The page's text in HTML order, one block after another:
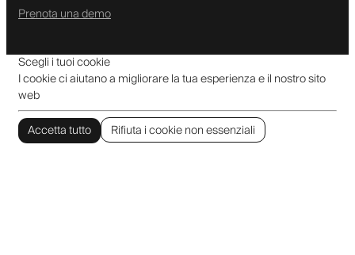
Prenota una demo
Scegli i tuoi cookie
I cookie ci aiutano a migliorare la tua esperienza e il nostro sito
web
Accetta tutto
Rifiuta i cookie non essenziali